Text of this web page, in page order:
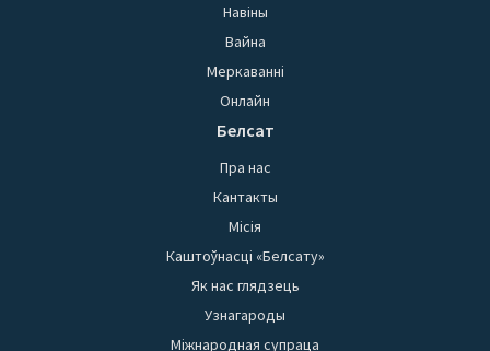
Навіны
Вайна
Меркаванні
Онлайн
Белсат
Пра нас
Кантакты
Місія
Каштоўнасці «Белсату»
Як нас глядзець
Узнагароды
Міжнародная супраца